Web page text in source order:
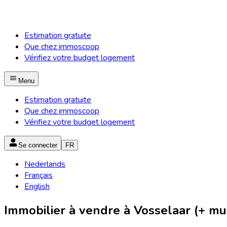
Estimation gratuite
Que chez immoscoop
Vérifiez votre budget logement
Menu
Estimation gratuite
Que chez immoscoop
Vérifiez votre budget logement
Se connecter FR
Nederlands
Français
English
Immobilier à vendre à Vosselaar (+